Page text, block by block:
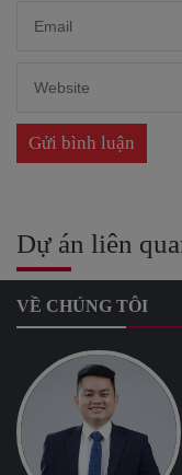
Dự án liên
VỀ CHÚNG TÔI